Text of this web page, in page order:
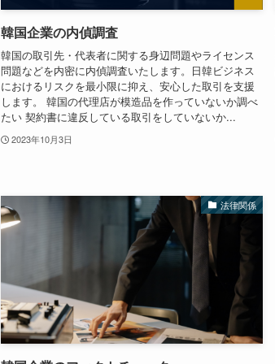
韓国企業の内偵調査
韓国の取引先・代表者に関する身辺問題やライセンス
問題などを内密に内偵調査いたします。日韓ビジネス
におけるリスクを最小限に抑え、安心した取引を支援
します。 韓国の代理店が模造品を作っていないか調べ
たい 契約書に違反している取引をしていないか...
2023年10月3日
法律関係